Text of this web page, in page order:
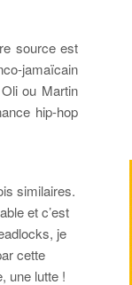
source est
jamaïcain
ou Martin
hip-hop
similaires.
et c’est
je
cette
une lutte !